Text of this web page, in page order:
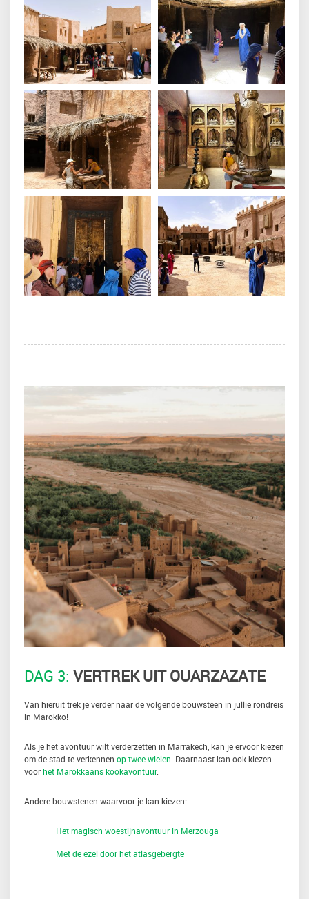
DAG 3: VERTREK UIT OUARZAZATE
Van hieruit trek je verder naar de volgende bouwsteen in jullie rondreis
in Marokko!
Als je het avontuur wilt verderzetten in Marrakech, kan je ervoor kiezen
om de stad te verkennen op twee wielen. Daarnaast kan ook kiezen
voorhet Marokkaans kookavontuur.
Andere bouwstenen waarvoor je kan kiezen:
Het magisch woestijnavontuur in Merzouga
Met de ezel door het atlasgebergte